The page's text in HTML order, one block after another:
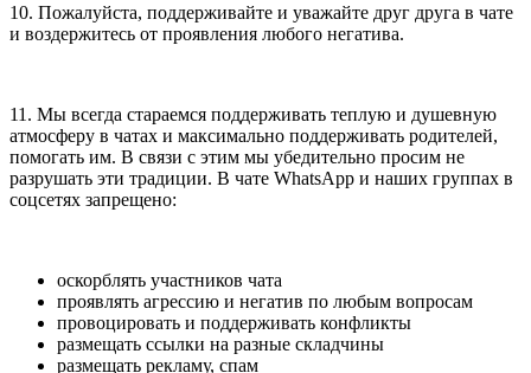
10. Пожалуйста, поддерживайте и уважайте друг друга в чате
и воздержитесь от проявления любого негатива.
11. Мы всегда стараемся поддерживать теплую и душевную
атмосферу в чатах и максимально поддерживать родителей,
помогать им. В связи с этим мы убедительно просим не
разрушать эти традиции. В чате WhatsApp и наших группах в
соцсетях запрещено:
оскорблять участников чата
проявлять агрессию и негатив по любым вопросам
провоцировать и поддерживать конфликты
размещать ссылки на разные складчины
размещать рекламу, спам